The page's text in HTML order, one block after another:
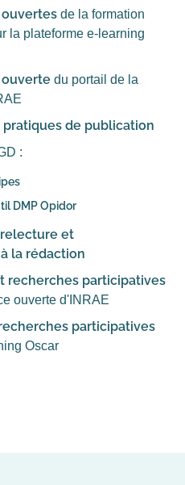
de la formation
la plateforme e-learning
ouverte du portail de la
de publication
:
DMP Opidor
et
la rédaction
recherches participatives
ouverte d'INRAE
participatives
Oscar